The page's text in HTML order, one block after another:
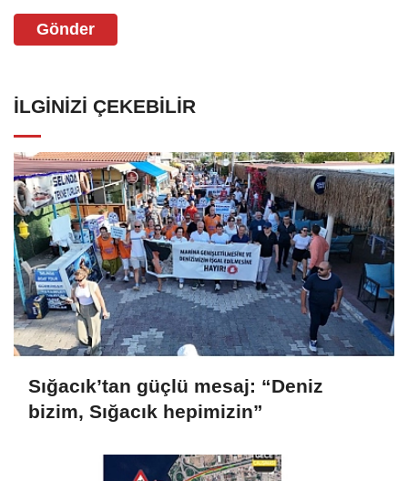
Gönder
İLGINIZI ÇEKEBILIR
Sığacık’tan güçlü mesaj: “Deniz
bizim, Sığacık hepimizin”